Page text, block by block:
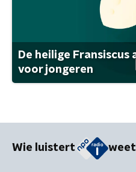
De heilige
voor jongeren
Wie luistert